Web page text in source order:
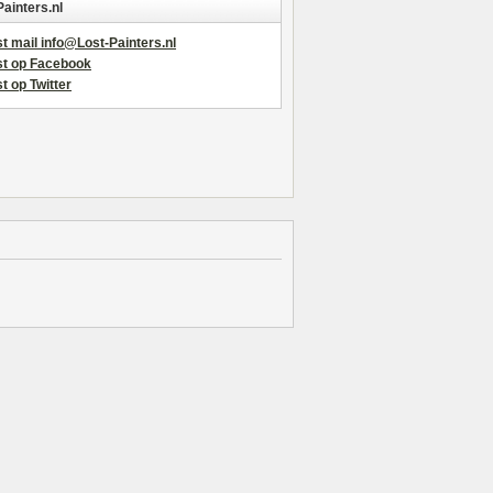
mail info@Lost-Painters.nl
op Facebook
op Twitter